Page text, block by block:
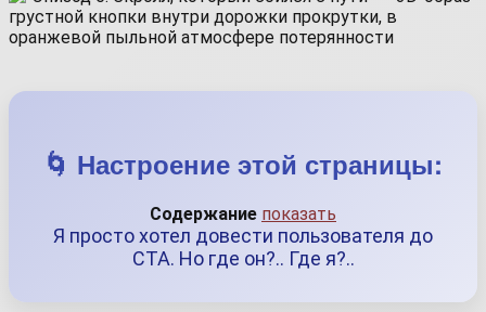
🌀 Настроение этой страницы:
Содержание показать
Я просто хотел довести пользователя до
CTA. Но где он?.. Где я?..